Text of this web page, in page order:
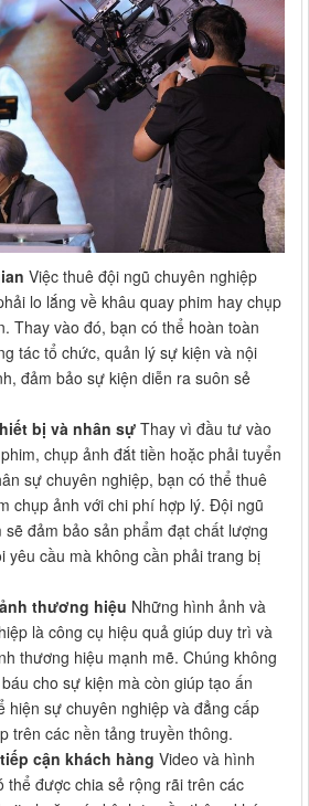
Việc thuê đội ngũ chuyên nghiệp
lo lắng về khâu quay phim hay chụp
Thay vào đó, bạn có thể hoàn toàn
tác tổ chức, quản lý sự kiện và nội
đảm bảo sự kiện diễn ra suôn sẻ
bị và nhân sựThay vì đầu tư vào
chụp ảnh đắt tiền hoặc phải tuyển
sự chuyên nghiệp, bạn có thể thuê
chụp ảnh với chi phí hợp lý. Đội ngũ
sẽ đảm bảo sản phẩm đạt chất lượng
yêu cầu mà không cần phải trang bị
thương hiệu Những hình ảnh và
là công cụ hiệu quả giúp duy trì và
thương hiệu mạnh mẽ. Chúng không
cho sự kiện mà còn giúp tạo ấn
hiện sự chuyên nghiệp và đẳng cấp
trên các nền tảng truyền thông.
cận khách hàng Video và hình
thể được chia sẻ rộng rãi trên các